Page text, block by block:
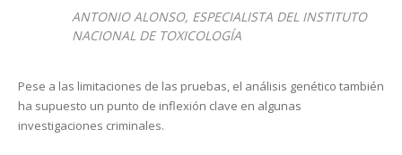
ANTONIO ALONSO, ESPECIALISTA DEL INSTITUTO
NACIONAL DE TOXICOLOGÍA
Pese a las limitaciones de las pruebas, el análisis genético también
ha supuesto un punto de inflexión clave en algunas
investigaciones criminales.